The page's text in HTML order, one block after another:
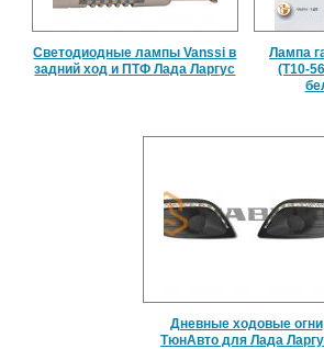
Светодиодные лампы Vanssi в
задний ход и ПТФ Лада Ларгус
Лампа
(Т10-
Дневные ходовые огни
ТюнАвто для Лада